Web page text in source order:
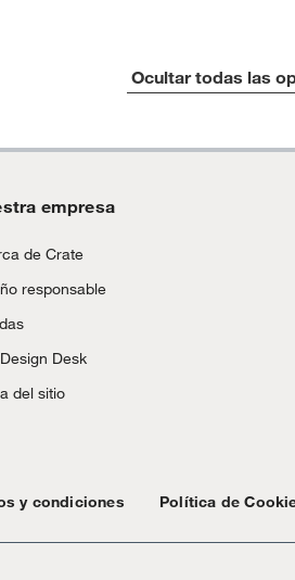
Ocultar todas las
empresa
de Crate
responsable
Desk
del sitio
y condiciones Política de